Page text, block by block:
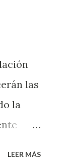
una
las
la
LEER MÁS